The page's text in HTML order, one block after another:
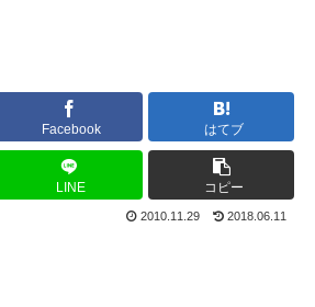
Facebook はてブ
LINE コピー
2010.11.29 2018.06.11